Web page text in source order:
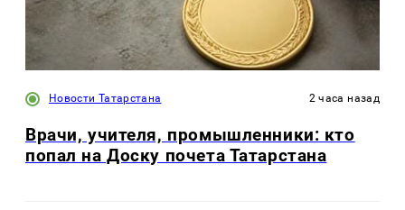
Новости Татарстана 2 часа назад
Врачи, учителя, промышленники: кто
попал на Доску почета Татарстана